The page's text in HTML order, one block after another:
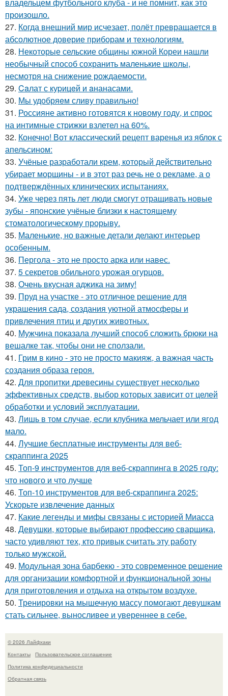
произошло.
27. Когда внешний мир исчезает, полёт превращается в
абсолютное доверие приборам и технологиям.
28. Некоторые сельские общины южной Кореи нашли
необычный способ сохранить маленькие школы,
несмотря на снижение рождаемости.
29. Caлат с куpицeй и aнанасами.
30. Мы удобряeм сливу правильно!
31. Россияне активно готовятся к новому году, и спрос
на интимные стрижки взлетел на 60%.
32. Конечно! Вот классический рецепт варенья из яблок с
апельсином:
33. Учёные разработали крем, который действительно
убирает морщины - и в этот раз речь не о рекламе, а о
подтверждённых клинических испытаниях.
34. Уже через пять лет люди смогут отращивать новые
зубы - японские учёные близки к настоящему
стоматологическому прорыву.
35. Маленькие, но важные детали делают интерьер
особенным.
36. Пергола - это не просто арка или навес.
37. 5 секретов обильного урожая огурцов.
38. Очень вкусная аджика на зиму!
39. Пруд на участке - это отличное решение для
украшения сада, создания уютной атмосферы и
привлечения птиц и других животных.
40. Мужчина показала лучший способ сложить брюки на
вешалке так, чтобы они не сползали.
41. Грим в кино - это не просто макияж, а важная часть
создания образа героя.
42. Для пропитки древесины существует несколько
эффективных средств, выбор которых зависит от целей
обработки и условий эксплуатации.
43. Лишь в том случае, если клубника мельчает или ягод
мало.
44. Лучшие бесплатные инструменты для веб-
скраппинга 2025
45. Топ-9 инструментов для веб-скраппинга в 2025 году:
что нового и что лучше
46. Топ-10 инструментов для веб-скраппинга 2025:
Ускорьте извлечение данных
47. Какие легенды и мифы связаны с историей Миасса
48. Девушки, которые выбирают профессию сварщика,
часто удивляют тех, кто привык считать эту работу
только мужской.
49. Модульная зона барбекю - это современное решение
для организации комфортной и функциональной зоны
для приготовления и отдыха на открытом воздухе.
50. Тренировки на мышечную массу помогают девушкам
стать сильнее, выносливее и увереннее в себе.
© 2026 Лайфхаки
Контакты
Пользовательское соглашение
Политика конфидециальности
Обратная связь